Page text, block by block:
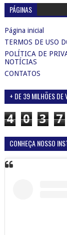
PÁGINAS
Página inicial
TERMOS DE USO
POLÍTICA DE
NOTÍCIAS
CONTATOS
+ DE 39 MILHÕES DE
4 0 3 7
CONHEÇA NOSSO